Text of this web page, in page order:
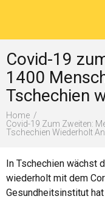
Lokal
Ratgeber
Service
Covid-19
1400
Tschechien
Home
Covid-19 Zum Zweiten:
Tschechien Wiederholt
In Tschechien wächst
wiederholt mit dem
Gesundheitsinstitut